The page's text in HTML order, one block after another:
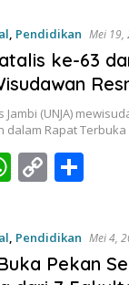
at
s
A
p
p
p
y
Li
n
k
ar
e
, Pendidikan Mei 19,
ke-63
Jambi (UNJA)
dalam Rapat
W
at
s
C
p
y
S
ar
e
, Pendidikan Mei 4,
Pekan